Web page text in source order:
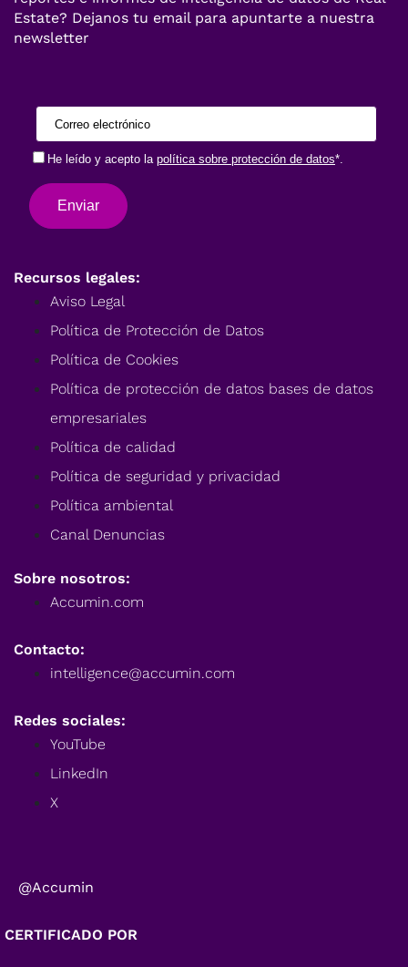
Estate? Dejanos tu email para apuntarte a nuestra
newsletter
Recursos legales:
Aviso Legal
Política de Protección de Datos
Política de Cookies
Política de protección de datos bases de datos
empresariales
Política de calidad
Política de seguridad y privacidad
Política ambiental
Canal Denuncias
Sobre nosotros:
Accumin.com
Contacto:
intelligence@accumin.com
Redes sociales:
YouTube
LinkedIn
X
@Accumin
CERTIFICADO POR